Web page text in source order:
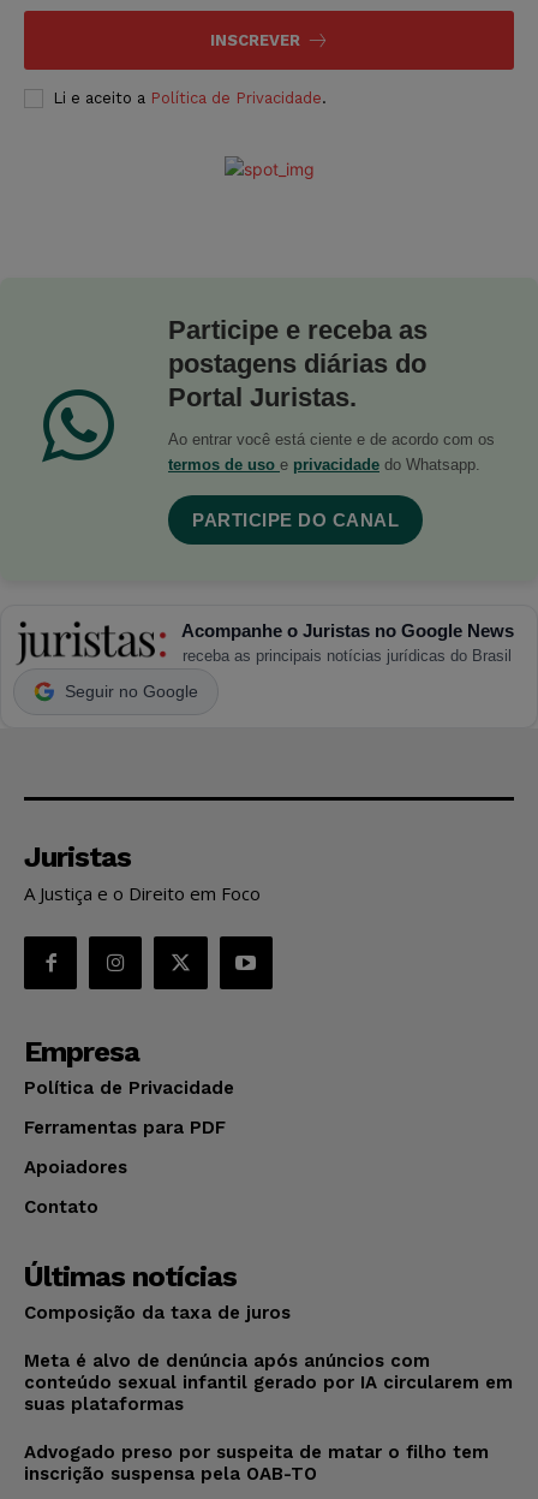
INSCREVER
Li e aceito a Política de Privacidade.
Participe e receba as
postagens diárias do
Portal Juristas.
Ao entrar você está ciente e de acordo com os
termos de uso e privacidade do Whatsapp.
PARTICIPE DO CANAL
Acompanhe o Juristas no Google News
receba as principais notícias jurídicas do Brasil
Seguir no Google
Juristas
A Justiça e o Direito em Foco
Empresa
Política de Privacidade
Ferramentas para PDF
Apoiadores
Contato
Últimas notícias
Composição da taxa de juros
Meta é alvo de denúncia após anúncios com
conteúdo sexual infantil gerado por IA circularem em
suas plataformas
Advogado preso por suspeita de matar o filho tem
inscrição suspensa pela OAB-TO